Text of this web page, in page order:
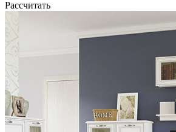
Рассчитать